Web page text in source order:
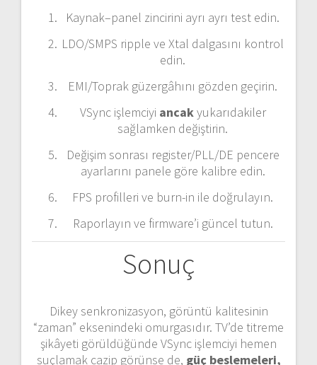
Kaynak–panel zincirini ayrı ayrı test edin.
LDO/SMPS ripple ve Xtal dalgasını kontrol
edin.
EMI/Toprak güzergâhını gözden geçirin.
VSync işlemciyi ancakyukarıdakiler
sağlamken değiştirin.
Değişim sonrası register/PLL/DE pencere
ayarlarını panele göre kalibre edin.
FPS profilleri ve burn-in ile doğrulayın.
Raporlayın ve firmware’i güncel tutun.
Sonuç
Dikey senkronizasyon, görüntü kalitesinin
“zaman” eksenindeki omurgasıdır. TV’de titreme
şikâyeti görüldüğünde VSync işlemciyi hemen
suçlamak cazip görünse de, güç beslemeleri,